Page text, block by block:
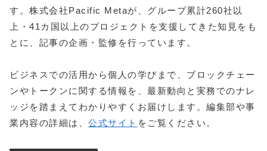
す。株式会社Pacific Metaが、グループ累計260社以
上・41カ国以上のプロジェクトを支援してきた知見をも
とに、記事の企画・監修を行っています。
ビジネスでの活用から個人の学びまで、ブロックチェー
ンやトークンに関する情報を、最新動向と実務でのナレ
ッジを踏まえてわかりやすくお届けします。編集部や事
業内容の詳細は、 公式サイト をご覧ください。